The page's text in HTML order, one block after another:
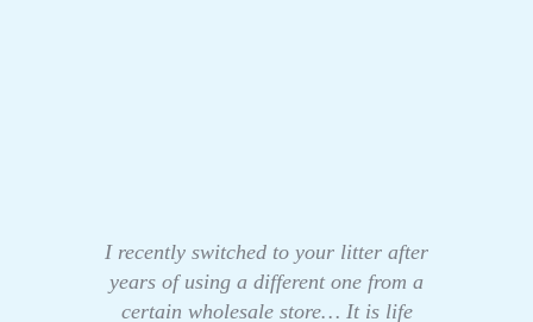
I recently switched to your litter after
years of using a different one from a
certain wholesale store… It is life